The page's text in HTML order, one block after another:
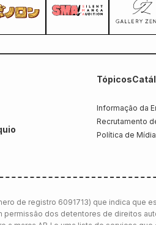
Tópicos
Informação da
Recrutamento
Política de
de registro 6091713) que indica que
dos detentores de direitos